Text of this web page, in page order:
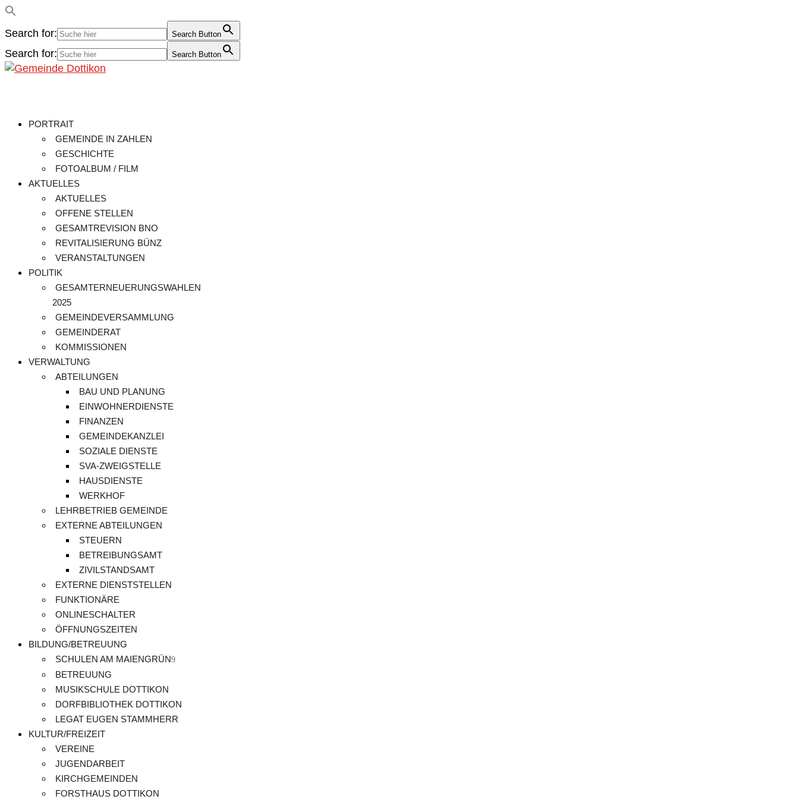
Search for: Search Button
Search for: Search Button
PORTRAIT
GEMEINDE IN ZAHLEN
GESCHICHTE
FOTOALBUM / FILM
AKTUELLES
AKTUELLES
OFFENE STELLEN
GESAMTREVISION BNO
REVITALISIERUNG BÜNZ
VERANSTALTUNGEN
POLITIK
GESAMTERNEUERUNGSWAHLEN
2025
GEMEINDEVERSAMMLUNG
GEMEINDERAT
KOMMISSIONEN
VERWALTUNG
ABTEILUNGEN
BAU UND PLANUNG
EINWOHNERDIENSTE
FINANZEN
GEMEINDEKANZLEI
SOZIALE DIENSTE
SVA-ZWEIGSTELLE
HAUSDIENSTE
WERKHOF
LEHRBETRIEB GEMEINDE
EXTERNE ABTEILUNGEN
STEUERN
BETREIBUNGSAMT
ZIVILSTANDSAMT
EXTERNE DIENSTSTELLEN
FUNKTIONÄRE
ONLINESCHALTER
ÖFFNUNGSZEITEN
BILDUNG/BETREUUNG
SCHULEN AM MAIENGRÜN
BETREUUNG
MUSIKSCHULE DOTTIKON
DORFBIBLIOTHEK DOTTIKON
LEGAT EUGEN STAMMHERR
KULTUR/FREIZEIT
VEREINE
JUGENDARBEIT
KIRCHGEMEINDEN
FORSTHAUS DOTTIKON